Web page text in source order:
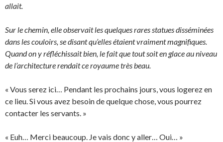
allait.
Sur le chemin, elle observait les quelques rares statues disséminées
dans les couloirs, se disant qu’elles étaient vraiment magnifiques.
Quand on y réfléchissait bien, le fait que tout soit en glace au niveau
de l’architecture rendait ce royaume très beau.
« Vous serez ici… Pendant les prochains jours, vous logerez en
ce lieu. Si vous avez besoin de quelque chose, vous pourrez
contacter les servants. »
« Euh… Merci beaucoup. Je vais donc y aller… Oui… »